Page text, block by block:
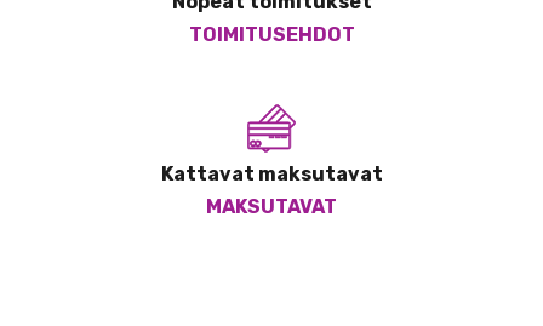
TOIMITUSEHDOT
Kattavat maksutavat
MAKSUTAVAT